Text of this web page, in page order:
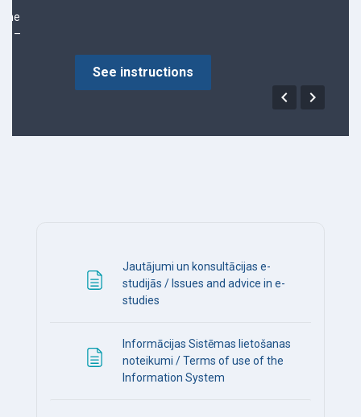
See instructions
 
Jautājumi un konsultācijas e-
studijās / Issues and advice in e-
studies
Informācijas Sistēmas lietošanas
noteikumi / Terms of use of the
Information System